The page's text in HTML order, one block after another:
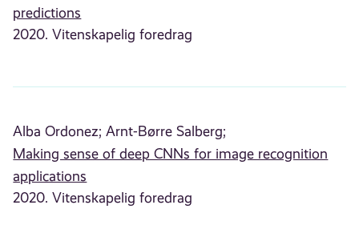
predictions
2020. Vitenskapelig foredrag
Alba Ordonez; Arnt-Børre Salberg;
Making sense of deep CNNs for image recognition
applications
2020. Vitenskapelig foredrag